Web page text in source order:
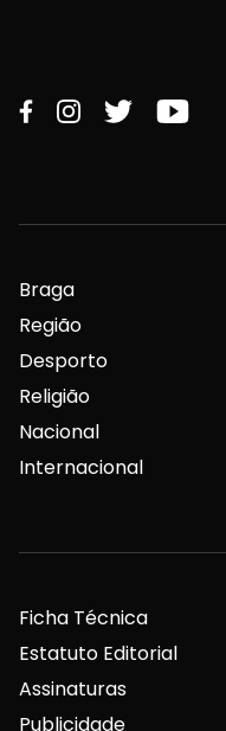
Braga
Região
Desporto
Religião
Nacional
Internacional
Ficha Técnica
Estatuto Editorial
Assinaturas
Publicidade